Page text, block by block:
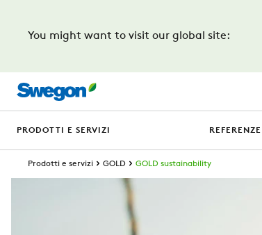
You might want to visit our global site:
PRODOTTI E SERVIZI
Prodotti e servizi GOLD GOLD sustainability